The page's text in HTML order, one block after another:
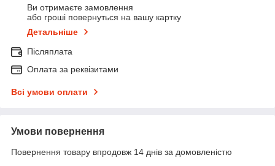
Ви отримаєте замовлення
або гроші повернуться на вашу картку
Детальніше
Післяплата
Оплата за реквізитами
Всі умови оплати
Умови повернення
Повернення товару впродовж 14 днів за домовленістю